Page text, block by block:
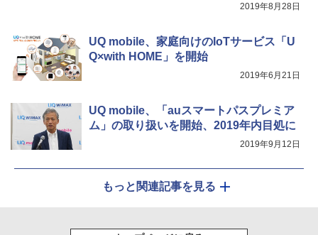
2019年8月28日
UQ mobile、家庭向けのIoTサービス「U
Q×with HOME」を開始
2019年6月21日
UQ mobile、「auスマートパスプレミア
ム」の取り扱いを開始、2019年内目処に
2019年9月12日
もっと関連記事を見る